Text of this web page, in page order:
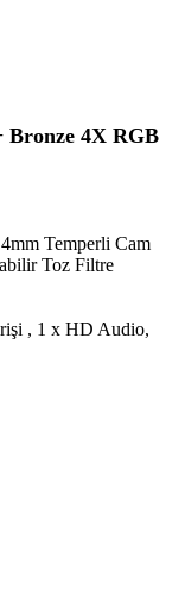
Bronze 4X RGB
Temperli Cam
Toz Filtre
, 1 x HD Audio,